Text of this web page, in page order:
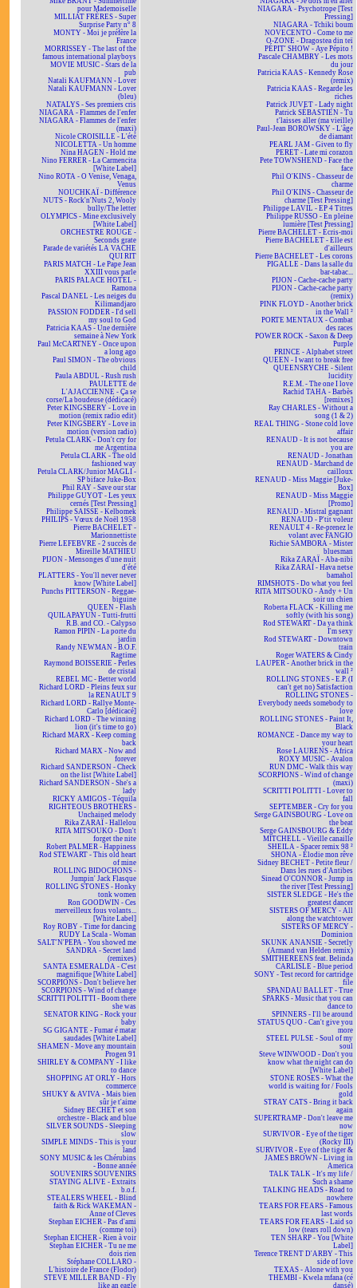
pour Mademoiselle
MILLIAT FRÈRES - Super
Surprise Party n° 8
MONTY - Moi je préfère la
France
MORRISSEY - The last of the
famous international playboys
MOVIE MUSIC - Stars de la
pub
Natali KAUFMANN - Lover
Natali KAUFMANN - Lover
(bleu)
NATALYS - Ses premiers cris
NIAGARA - Flammes de l'enfer
NIAGARA - Flammes de l'enfer
(maxi)
Nicole CROISILLE - L'été
NICOLETTA - Un homme
Nina HAGEN - Hold me
Nino FERRER - La Carmencita
[White Label]
Nino ROTA - O Venise, Venaga,
Venus
NOUCHKAÏ - Différence
NUTS - Rock'n'Nuts 2, Wooly
bully/The letter
OLYMPICS - Mine exclusively
[White Label]
ORCHESTRE ROUGE -
Seconds grate
Parade de variétés LA VACHE
QUI RIT
PARIS MATCH - Le Pape Jean
XXIII vous parle
PARIS PALACE HOTEL -
Ramona
Pascal DANEL - Les neiges du
Kilimandjaro
PASSION FODDER - I'd sell
my soul to God
Patricia KAAS - Une dernière
semaine à New York
Paul McCARTNEY - Once upon
a long ago
Paul SIMON - The obvious
child
Paula ABDUL - Rush rush
PAULETTE de
L'AJACCIENNE - Ça se
corse/La boudeuse (dédicacé)
Peter KINGSBERY - Love in
motion (remix radio edit)
Peter KINGSBERY - Love in
motion (version radio)
Petula CLARK - Don't cry for
me Argentina
Petula CLARK - The old
fashioned way
Petula CLARK/Junior MAGLI -
SP biface Juke-Box
Phil RAY - Save our star
Philippe GUYOT - Les yeux
cernés [Test Pressing]
Philippe SAISSE - Kelbomek
PHILIPS - Vœux de Noël 1958
Pierre BACHELET -
Marionnettiste
Pierre LEFEBVRE - 2 succès de
Mireille MATHIEU
PIJON - Mensonges d'une nuit
d'été
PLATTERS - You'll never never
know [White Label]
Punchs PITTERSON - Reggae-
biguine
QUEEN - Flash
QUILAPAYUN - Tutti-frutti
R.B. and CO. - Calypso
Ramon PIPIN - La porte du
jardin
Randy NEWMAN - B.O.F.
Ragtime
Raymond BOISSERIE - Perles
de cristal
REBEL MC - Better world
Richard LORD - Pleins feux sur
la RENAULT 9
Richard LORD - Rallye Monte-
Carlo [dédicacé]
Richard LORD - The winning
lion (it's time to go)
Richard MARX - Keep coming
back
Richard MARX - Now and
forever
Richard SANDERSON - Check
on the list [White Label]
Richard SANDERSON - She's a
lady
RICKY AMIGOS - Téquila
RIGHTEOUS BROTHERS -
Unchained melody
Rika ZARAÏ - Hallelou
RITA MITSOUKO - Don't
forget the nite
Robert PALMER - Happiness
Rod STEWART - This old heart
of mine
ROLLING BIDOCHONS -
Jumpin' Jack Flasque
ROLLING STONES - Honky
tonk women
Ron GOODWIN - Ces
merveilleux fous volants...
[White Label]
Roy ROBY - Time for dancing
RUDY La Scala - Woman
SALT'N'PEPA - You showed me
SANDRA - Secret land
(remixes)
SANTA ESMERALDA - C'est
magnifique [White Label]
SCORPIONS - Don't believe her
SCORPIONS - Wind of change
SCRITTI POLITTI - Boom there
she was
SENATOR KING - Rock your
baby
SG GIGANTE - Fumar é matar
saudades [White Label]
SHAMEN - Move any mountain
Progen 91
SHIRLEY & COMPANY - I like
to dance
SHOPPING AT ORLY - Hors
commerce
SHUKY & AVIVA - Mais bien
sûr je t'aime
Sidney BECHET et son
orchestre - Black and blue
SILVER SOUNDS - Sleeping
slow
SIMPLE MINDS - This is your
land
SONY MUSIC & les Chérubins
- Bonne année
SOUVENIRS SOUVENIRS
STAYING ALIVE - Extraits
b.o.f.
STEALERS WHEEL - Blind
faith & Rick WAKEMAN -
Anne of Cleves
Stephan EICHER - Pas d'ami
(comme toi)
Stephan EICHER - Rien à voir
Stephan EICHER - Tu ne me
dois rien
Stéphane COLLARO -
L'histoire de France (Flodor)
STEVE MILLER BAND - Fly
like an eagle
NIAGARA - Psychotrope [Test
Pressing]
NIAGARA - Tchiki boum
NOVECENTO - Come to me
O-ZONE - Dragostea din teï
PÉPIT' SHOW - Aye Pépito !
Pascale CHAMBRY - Les mots
du jour
Patricia KAAS - Kennedy Rose
(remix)
Patricia KAAS - Regarde les
riches
Patrick JUVET - Lady night
Patrick SÉBASTIEN - Tu
t'laisses aller (ma vieille)
Paul-Jean BOROWSKY - L'âge
de diamant
PEARL JAM - Given to fly
PERET - Late mi corazon
Pete TOWNSHEND - Face the
face
Phil O'KINS - Chasseur de
charme
Phil O'KINS - Chasseur de
charme [Test Pressing]
Philippe LAVIL - EP 4 Titres
Philippe RUSSO - En pleine
lumière [Test Pressing]
Pierre BACHELET - Écris-moi
Pierre BACHELET - Elle est
d'ailleurs
Pierre BACHELET - Les corons
PIGALLE - Dans la salle du
bar-tabac...
PIJON - Cache-cache party
PIJON - Cache-cache party
(remix)
PINK FLOYD - Another brick
in the Wall ²
PORTE MENTAUX - Combat
des races
POWER ROCK - Saxon & Deep
Purple
PRINCE - Alphabet street
QUEEN - I want to break free
QUEENSRYCHE - Silent
lucidity
R.E.M. - The one I love
Rachid TAHA - Barbès
[remixes]
Ray CHARLES - Without a
song (1 & 2)
REAL THING - Stone cold love
affair
RENAUD - It is not because
you are
RENAUD - Jonathan
RENAUD - Marchand de
cailloux
RENAUD - Miss Maggie [Juke-
Box]
RENAUD - Miss Maggie
[Promo]
RENAUD - Mistral gagnant
RENAUD - P'tit voleur
RENAULT 4 - Re-prenez le
volant avec FANGIO
Richie SAMBORA - Mister
bluesman
Rika ZARAÏ - Aba-nibi
Rika ZARAÏ - Hava netse
bamahol
RIMSHOTS - Do what you feel
RITA MITSOUKO - Andy + Un
soir un chien
Roberta FLACK - Killing me
softly (with his song)
Rod STEWART - Da ya think
I'm sexy
Rod STEWART - Downtown
train
Roger WATERS & Cindy
LAUPER - Another brick in the
wall ²
ROLLING STONES - E.P. (I
can't get no) Satisfaction
ROLLING STONES -
Everybody needs somebody to
love
ROLLING STONES - Paint It,
Black
ROMANCE - Dance my way to
your heart
Rose LAURENS - Africa
ROXY MUSIC - Avalon
RUN DMC - Walk this way
SCORPIONS - Wind of change
(maxi)
SCRITTI POLITTI - Lover to
fall
SEPTEMBER - Cry for you
Serge GAINSBOURG - Love on
the beat
Serge GAINSBOURG & Eddy
MITCHELL - Vieille canaille
SHEILA - Spacer remix 98 ²
SHONA - Elodie mon rêve
Sidney BECHET - Petite fleur /
Dans les rues d'Antibes
Sinead O'CONNOR - Jump in
the river [Test Pressing]
SISTER SLEDGE - He's the
greatest dancer
SISTERS OF MERCY - All
along the watchtower
SISTERS OF MERCY -
Dominion
SKUNK ANANSIE - Secretly
(Armand van Helden remix)
SMITHEREENS feat. Belinda
CARLISLE - Blue period
SONY - Test record for cartridge
file
SPANDAU BALLET - True
SPARKS - Music that you can
dance to
SPINNERS - I'll be around
STATUS QUO - Can't give you
more
STEEL PULSE - Soul of my
soul
Steve WINWOOD - Don't you
know what the night can do
[White Label]
STONE ROSES - What the
world is waiting for / Fools
gold
STRAY CATS - Bring it back
again
SUPERTRAMP - Don't leave me
now
SURVIVOR - Eye of the tiger
(Rocky III)
SURVIVOR - Eye of the tiger &
JAMES BROWN - Living in
America
TALK TALK - It's my life /
Such a shame
TALKING HEADS - Road to
nowhere
TEARS FOR FEARS - Famous
last words
TEARS FOR FEARS - Laid so
low (tears roll down)
TEN SHARP - You [White
Label]
Terence TRENT D'ARBY - This
side of love
TEXAS - Alone with you
THEMBI - Kwela mfana (cé
dansé)